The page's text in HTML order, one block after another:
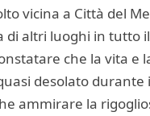
vicina a Città del
di altri luoghi in tutto
che la vita e
desolato durante
ammirare la